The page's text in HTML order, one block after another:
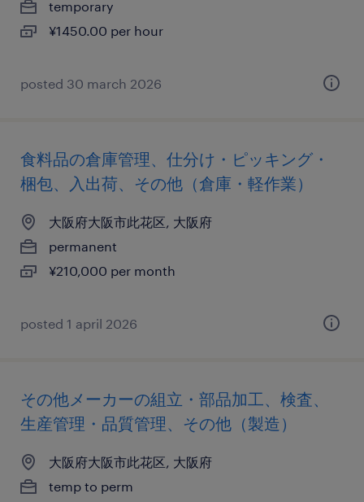
temporary
¥1450.00 per hour
posted 30 march 2026
食料品の倉庫管理、仕分け・ピッキング・
梱包、入出荷、その他（倉庫・軽作業）
大阪府大阪市此花区, 大阪府
permanent
¥210,000 per month
posted 1 april 2026
その他メーカーの組立・部品加工、検査、
生産管理・品質管理、その他（製造）
大阪府大阪市此花区, 大阪府
temp to perm